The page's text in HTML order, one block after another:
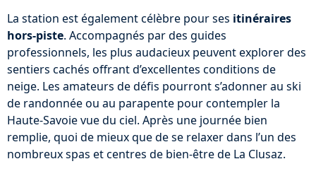
La station est également célèbre pour ses itinéraires
hors-piste. Accompagnés par des guides
professionnels, les plus audacieux peuvent explorer des
sentiers cachés offrant d’excellentes conditions de
neige. Les amateurs de défis pourront s’adonner au ski
de randonnée ou au parapente pour contempler la
Haute-Savoie vue du ciel. Après une journée bien
remplie, quoi de mieux que de se relaxer dans l’un des
nombreux spas et centres de bien-être de La Clusaz.